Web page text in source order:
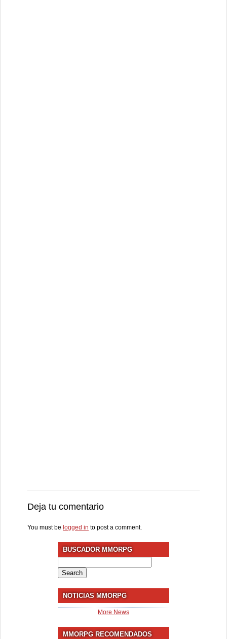
Deja tu comentario
You must be logged in to post a comment.
BUSCADOR MMORPG
for:
NOTICIAS MMORPG
More News
MMORPG RECOMENDADOS